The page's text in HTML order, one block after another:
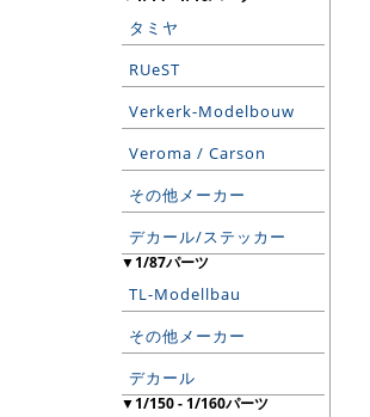
タミヤ
RUeST
Verkerk-Modelbouw
Veroma / Carson
その他メーカー
デカール/ステッカー
▼1/87パーツ
TL-Modellbau
その他メーカー
デカール
▼1/150 - 1/160パーツ